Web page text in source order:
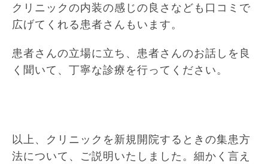
クリニックの内装の感じの良さなども口コミで
広げてくれる患者さんもいます。
患者さんの立場に立ち、患者さんのお話しを良
く聞いて、丁寧な診療を行ってください。
以上、クリニックを新規開院するときの集患方
法について、ご説明いたしました。細かく言え